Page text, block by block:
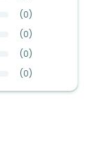
(0)
(0)
(0)
(0)